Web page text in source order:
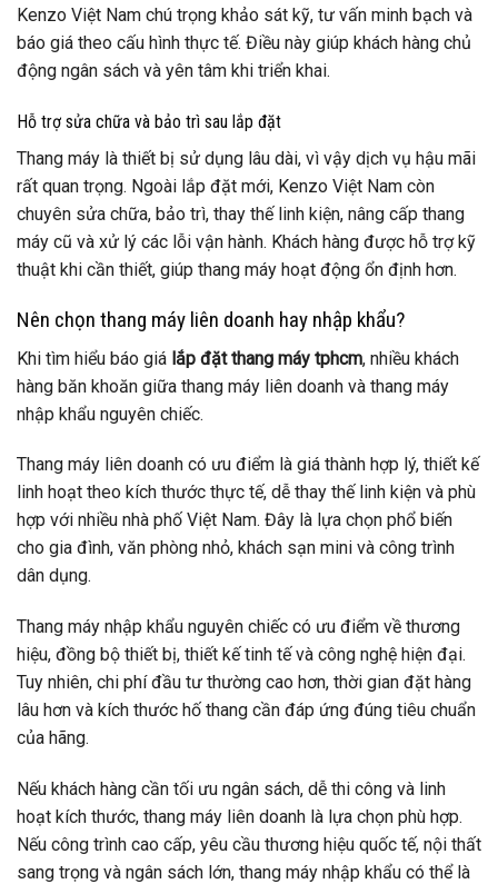
Kenzo Việt Nam chú trọng khảo sát kỹ, tư vấn minh bạch và
báo giá theo cấu hình thực tế. Điều này giúp khách hàng chủ
động ngân sách và yên tâm khi triển khai.
Hỗ trợ sửa chữa và bảo trì sau lắp đặt
Thang máy là thiết bị sử dụng lâu dài, vì vậy dịch vụ hậu mãi
rất quan trọng. Ngoài lắp đặt mới, Kenzo Việt Nam còn
chuyên sửa chữa, bảo trì, thay thế linh kiện, nâng cấp thang
máy cũ và xử lý các lỗi vận hành. Khách hàng được hỗ trợ kỹ
thuật khi cần thiết, giúp thang máy hoạt động ổn định hơn.
Nên chọn thang máy liên doanh hay nhập khẩu?
Khi tìm hiểu báo giá lắp đặt thang máy tphcm, nhiều khách
hàng băn khoăn giữa thang máy liên doanh và thang máy
nhập khẩu nguyên chiếc.
Thang máy liên doanh có ưu điểm là giá thành hợp lý, thiết kế
linh hoạt theo kích thước thực tế, dễ thay thế linh kiện và phù
hợp với nhiều nhà phố Việt Nam. Đây là lựa chọn phổ biến
cho gia đình, văn phòng nhỏ, khách sạn mini và công trình
dân dụng.
Thang máy nhập khẩu nguyên chiếc có ưu điểm về thương
hiệu, đồng bộ thiết bị, thiết kế tinh tế và công nghệ hiện đại.
Tuy nhiên, chi phí đầu tư thường cao hơn, thời gian đặt hàng
lâu hơn và kích thước hố thang cần đáp ứng đúng tiêu chuẩn
của hãng.
Nếu khách hàng cần tối ưu ngân sách, dễ thi công và linh
hoạt kích thước, thang máy liên doanh là lựa chọn phù hợp.
Nếu công trình cao cấp, yêu cầu thương hiệu quốc tế, nội thất
sang trọng và ngân sách lớn, thang máy nhập khẩu có thể là